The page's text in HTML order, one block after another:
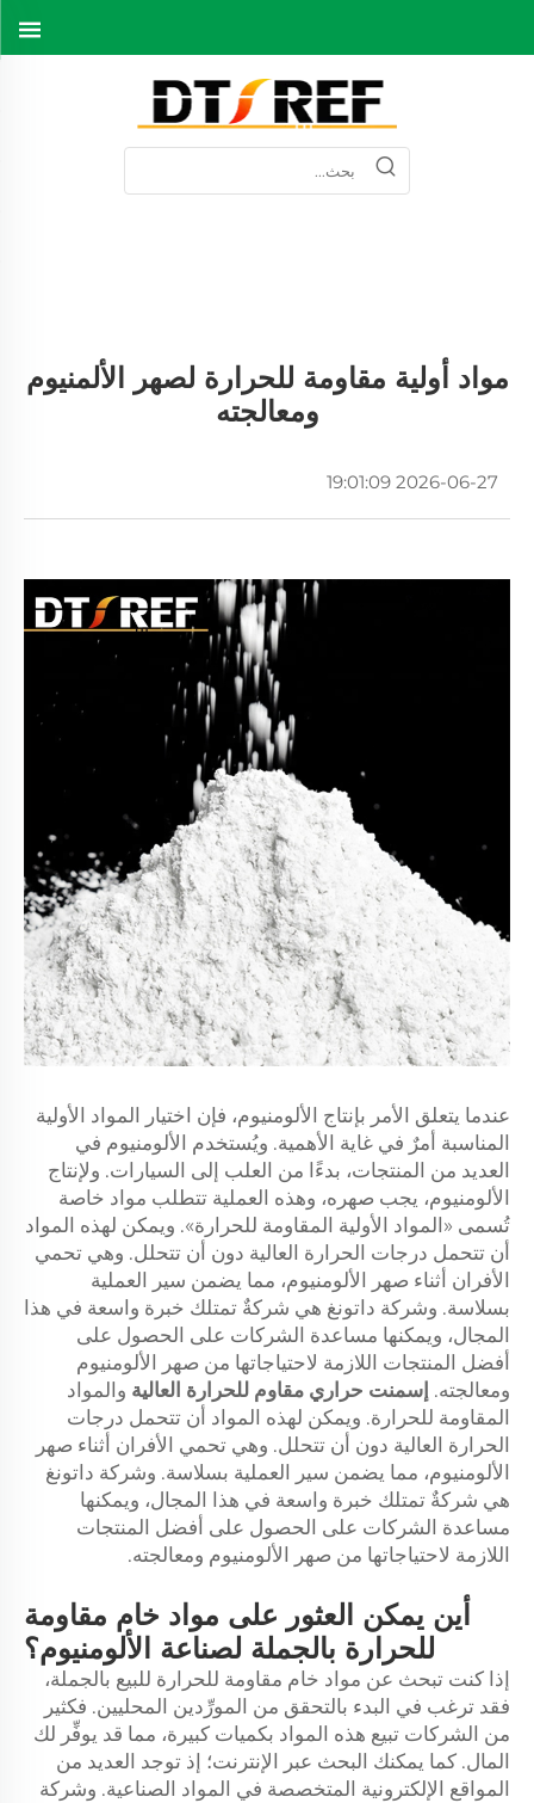
مواد أولية مقاومة للحرارة لصهر الألمنيوم
ومعالجته
2026-06-27 19:01:09
عندما يتعلق الأمر بإنتاج الألومنيوم، فإن اختيار المواد الأولية
المناسبة أمرٌ في غاية الأهمية. ويُستخدم الألومنيوم في
العديد من المنتجات، بدءًا من العلب إلى السيارات. ولإنتاج
الألومنيوم، يجب صهره، وهذه العملية تتطلب مواد خاصة
تُسمى «المواد الأولية المقاومة للحرارة». ويمكن لهذه المواد
أن تتحمل درجات الحرارة العالية دون أن تتحلل. وهي تحمي
الأفران أثناء صهر الألومنيوم، مما يضمن سير العملية
بسلاسة. وشركة داتونغ هي شركةٌ تمتلك خبرة واسعة في هذا
المجال، ويمكنها مساعدة الشركات على الحصول على
أفضل المنتجات اللازمة لاحتياجاتها من صهر الألومنيوم
ومعالجته. إسمنت حراري مقاوم للحرارة العالية والمواد
المقاومة للحرارة. ويمكن لهذه المواد أن تتحمل درجات
الحرارة العالية دون أن تتحلل. وهي تحمي الأفران أثناء صهر
الألومنيوم، مما يضمن سير العملية بسلاسة. وشركة داتونغ
هي شركةٌ تمتلك خبرة واسعة في هذا المجال، ويمكنها
مساعدة الشركات على الحصول على أفضل المنتجات
اللازمة لاحتياجاتها من صهر الألومنيوم ومعالجته.
أين يمكن العثور على مواد خام مقاومة
للحرارة بالجملة لصناعة الألومنيوم؟
إذا كنت تبحث عن مواد خام مقاومة للحرارة للبيع بالجملة،
فقد ترغب في البدء بالتحقق من المورِّدين المحليين. فكثير
من الشركات تبيع هذه المواد بكميات كبيرة، مما قد يوفِّر لك
المال. كما يمكنك البحث عبر الإنترنت؛ إذ توجد العديد من
المواقع الإلكترونية المتخصصة في المواد الصناعية. وشركة